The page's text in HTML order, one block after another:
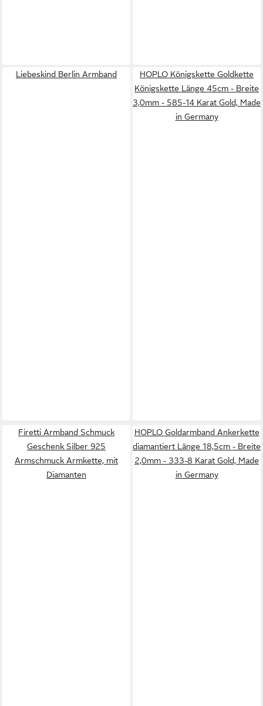
Liebeskind Berlin Armband
HOPLO Königskette Goldkette
Königskette Länge 45cm - Breite
3,0mm - 585-14 Karat Gold, Made
in Germany
Firetti Armband Schmuck
Geschenk Silber 925
Armschmuck Armkette, mit
Diamanten
HOPLO Goldarmband Ankerkette
diamantiert Länge 18,5cm - Breite
2,0mm - 333-8 Karat Gold, Made
in Germany